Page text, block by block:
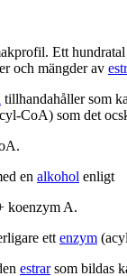
Ett
och mängder av
tillhandahåller som
CoA) som det
en alkohol enligt
koenzym A.
ett enzym
estrarsom bildas